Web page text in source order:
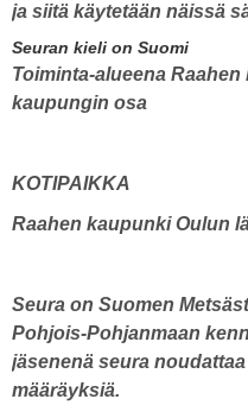
ja siitä käytetään näissä
Seuran kieli on Suomi
Toiminta-alueena
kaupungin osa
KOTIPAIKKA
Raahen kaupunki Oulun
Seura on Suomen
Pohjois-Pohjanmaan
jäsenenä seura
määräyksiä.